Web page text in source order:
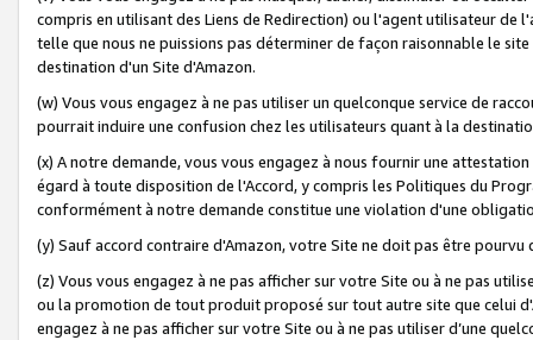
compris en utilisant des Liens de Redirection) ou l'agent utilisateur
telle que nous ne puissions pas déterminer de façon raisonnable le
destination d'un Site d'Amazon.
(w) Vous vous engagez à ne pas utiliser un quelconque service de
pourrait induire une confusion chez les utilisateurs quant à la
(x) A notre demande, vous vous engagez à nous fournir une
égard à toute disposition de l'Accord, y compris les Politiques du
conformément à notre demande constitue une violation d'une
(y) Sauf accord contraire d'Amazon, votre Site ne doit pas être
(z) Vous vous engagez à ne pas afficher sur votre Site ou à ne pas
ou la promotion de tout produit proposé sur tout autre site que celui
engagez à ne pas afficher sur votre Site ou à ne pas utiliser d’une